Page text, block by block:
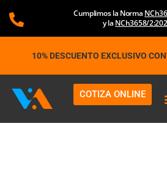
Cumplimos la Norma
y la NCh3658/
10% DESCUENTO EXCLUSIVO
COTIZA ONLINE